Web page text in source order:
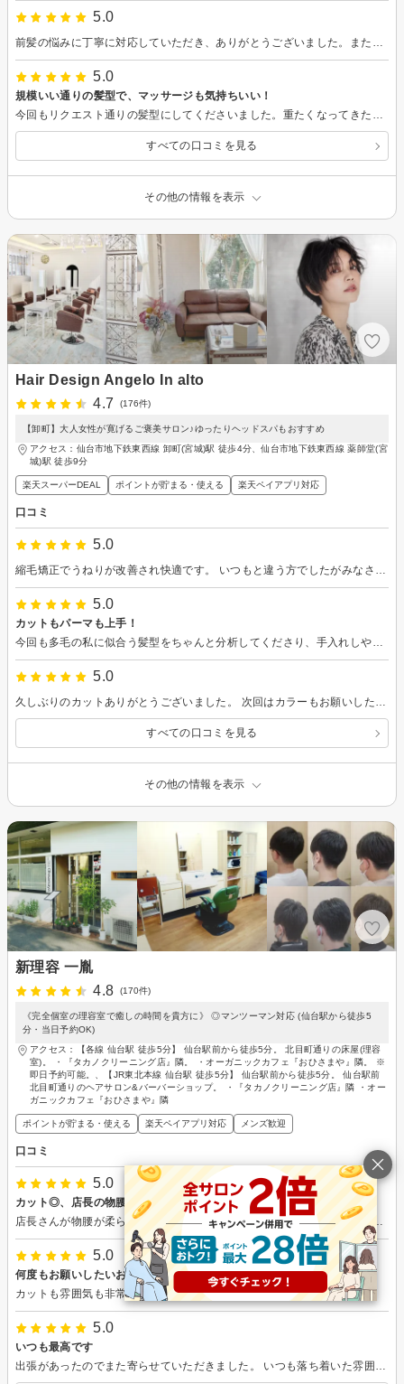
5.0
前髪の悩みに丁寧に対応していただき、ありがとうございました。またよろしくお願いします。
5.0
規模いい通りの髪型で、マッサージも気持ちいい！
今回もリクエスト通りの髪型にしてくださいました。重たくなってきたので軽く、でも長さはキープしつつ顔まわり綺麗に決まるようにしていただき大満足です。 スタイリストさんはいつも通りとても上手ですし、シャンプーをしてくださった方が力が強くで好みでした！また対応いただきたいです！
すべての口コミを見る
その他の情報を表示
Hair Design Angelo In alto
4.7
(176件)
【卸町】大人女性が寛げるご褒美サロン♪ゆったりヘッドスパもおすすめ
アクセス：仙台市地下鉄東西線 卸町(宮城)駅 徒歩4分、仙台市地下鉄東西線 薬師堂(宮
城)駅 徒歩9分
楽天スーパーDEAL ポイントが貯まる・使える 楽天ペイアプリ対応
口コミ
5.0
縮毛矯正でうねりが改善され快適です。 いつもと違う方でしたがみなさん素晴らしいです！ ありがとうございました♪
5.0
カットもパーマも上手！
今回も多毛の私に似合う髪型をちゃんと分析してくださり、手入れしやすい、かわいい形にしていただけました⭐︎ スタッフも皆さん感じ良く、Wi-Fiも使えるから、 長時間でしたが、そんなに長く感じなかったです。 またよろしくお願いします！
5.0
久しぶりのカットありがとうございました。 次回はカラーもお願いしたいです。
すべての口コミを見る
その他の情報を表示
新理容 一胤
4.8
(170件)
《完全個室の理容室で癒しの時間を貴方に》 ◎マンツーマン対応 (仙台駅から徒歩5
分・当日予約OK)
アクセス：【各線 仙台駅 徒歩5分】 仙台駅前から徒歩5分。 北目町通りの床屋(理容
室)。 ・『タカノクリーニング店』隣。 ・オーガニックカフェ『おひさまや』隣。 ※
即日予約可能。、【JR東北本線 仙台駅 徒歩5分】 仙台駅前から徒歩5分。 仙台駅前
北目町通りのヘアサロン&バーバーショップ。 ・『タカノクリーニング店』隣 ・オー
ガニックカフェ『おひさまや』隣
ポイントが貯まる・使える 楽天ペイアプリ対応 メンズ歓迎
口コミ
5.0
カット◎、店長の物腰◎、お店の雰囲気◎
店長さんが物腰が柔らかく、お店の雰囲気も静かで清潔感があってとてもよかった。どんな髪型がいいか悩んでいたものの、どう説明していいかもわからなかったが店長さんがポイントをうまく聞きだしてくれていい感じに仕上げてくれたのでとてもよかった。次回からもお願いしようと思います。
5.0
何度もお願いしたいお店
カットも雰囲気も非常に良く気に入ってます。
5.0
いつも最高です
出張があったのでまた寄らせていただきました。 いつも落ち着いた雰囲気で、JAZZを聴きながらの気持ちいい施術が最高です。 また寄らせていただきます。